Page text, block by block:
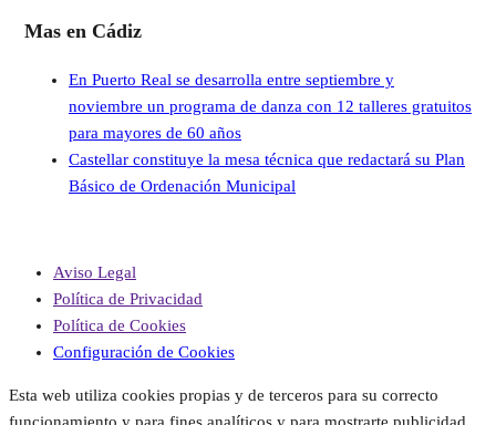
Mas en Cádiz
En Puerto Real se desarrolla entre septiembre y
noviembre un programa de danza con 12 talleres gratuitos
para mayores de 60 años
Castellar constituye la mesa técnica que redactará su Plan
Básico de Ordenación Municipal
Aviso Legal
Política de Privacidad
Política de Cookies
Configuración de Cookies
Esta web utiliza cookies propias y de terceros para su correcto
funcionamiento y para fines analíticos y para mostrarte publicidad